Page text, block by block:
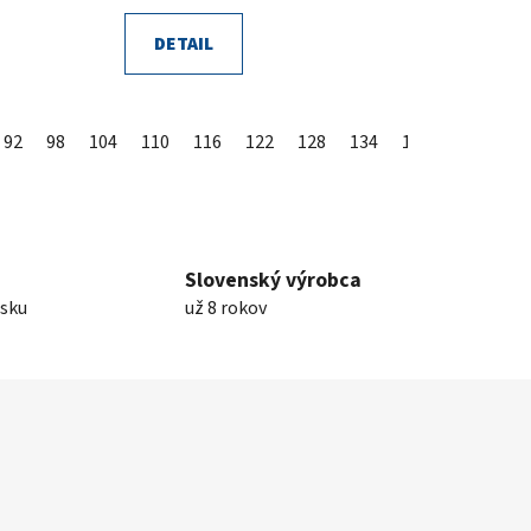
DETAIL
92 98 104 110 116 122 128 134 140
Slovenský výrobca
už 8 rokov